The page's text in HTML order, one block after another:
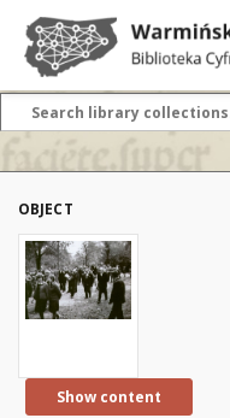
OBJECT
Show content